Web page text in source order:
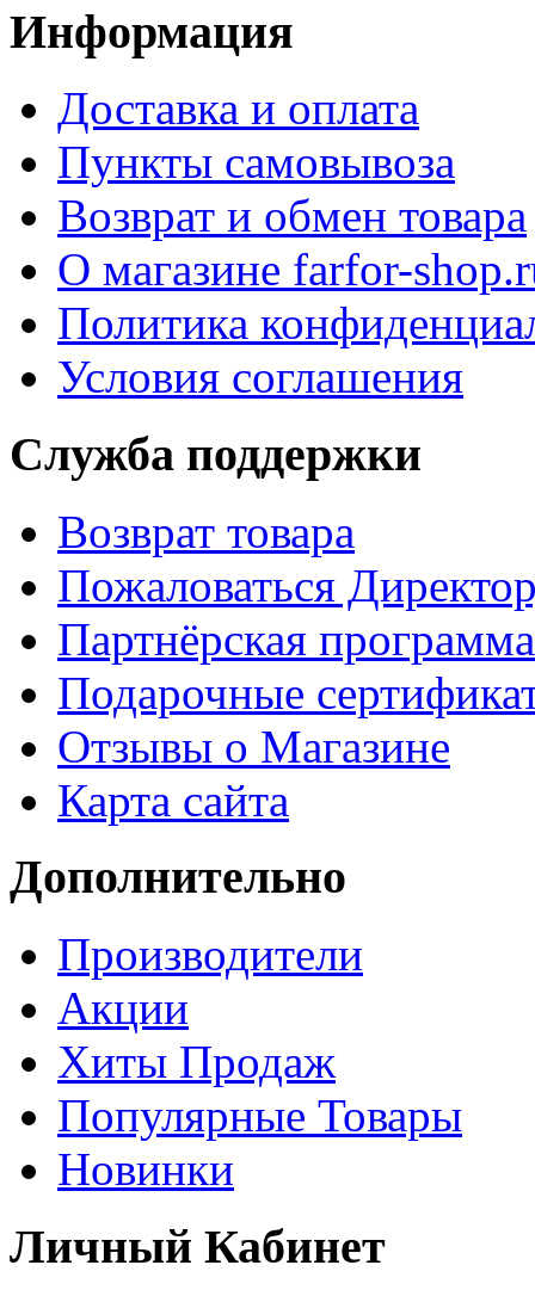
Информация
Доставка и оплата
Пункты самовывоза
Возврат и обмен товара
О магазине farfor-
Политика
Условия соглашения
Служба поддержки
Возврат товара
Пожаловаться
Партнёрская программа
Подарочные
Отзывы о Магазине
Карта сайта
Дополнительно
Производители
Акции
Хиты Продаж
Популярные Товары
Новинки
Личный Кабинет